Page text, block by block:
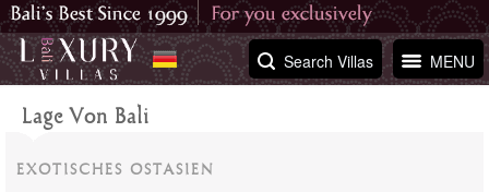
MENU
Search Villas
Lage Von Bali
EXOTISCHES OSTASIEN